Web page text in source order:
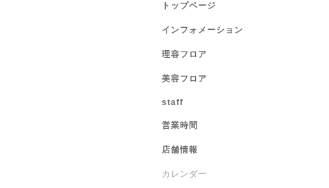
トップページ
インフォメーション
理容フロア
美容フロア
staff
営業時間
店舗情報
カレンダー